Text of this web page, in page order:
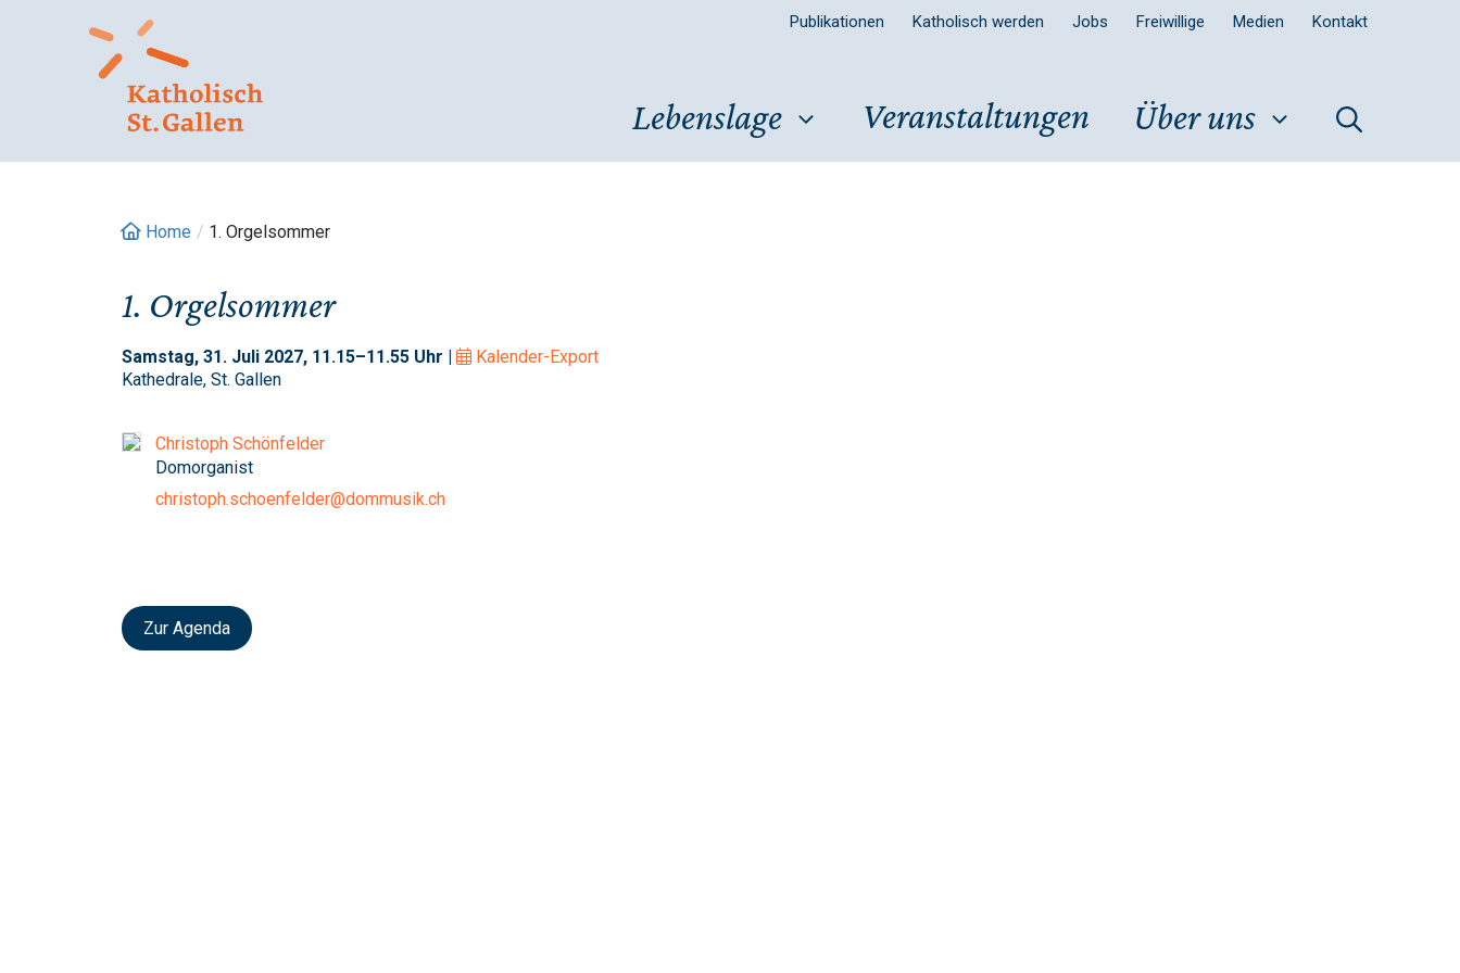
Publikationen Katholisch werden Jobs Freiwillige Medien Kontakt
Lebenslage Veranstaltungen Über uns
Home / 1. Orgelsommer
1. Orgelsommer
Samstag, 31. Juli 2027, 11.15–11.55 Uhr |
Kalender-Export
Kathedrale, St. Gallen
Christoph Schönfelder
Domorganist
christoph.schoenfelder@dommusik.ch
Zur Agenda